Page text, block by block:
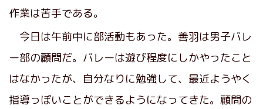
作業は苦手である。
今日は午前中に部活動もあった。善羽は男子バレ
ー部の顧問だ。バレーは遊び程度にしかやったこと
はなかったが、自分なりに勉強して、最近ようやく
指導っぽいことができるようになってきた。顧問の